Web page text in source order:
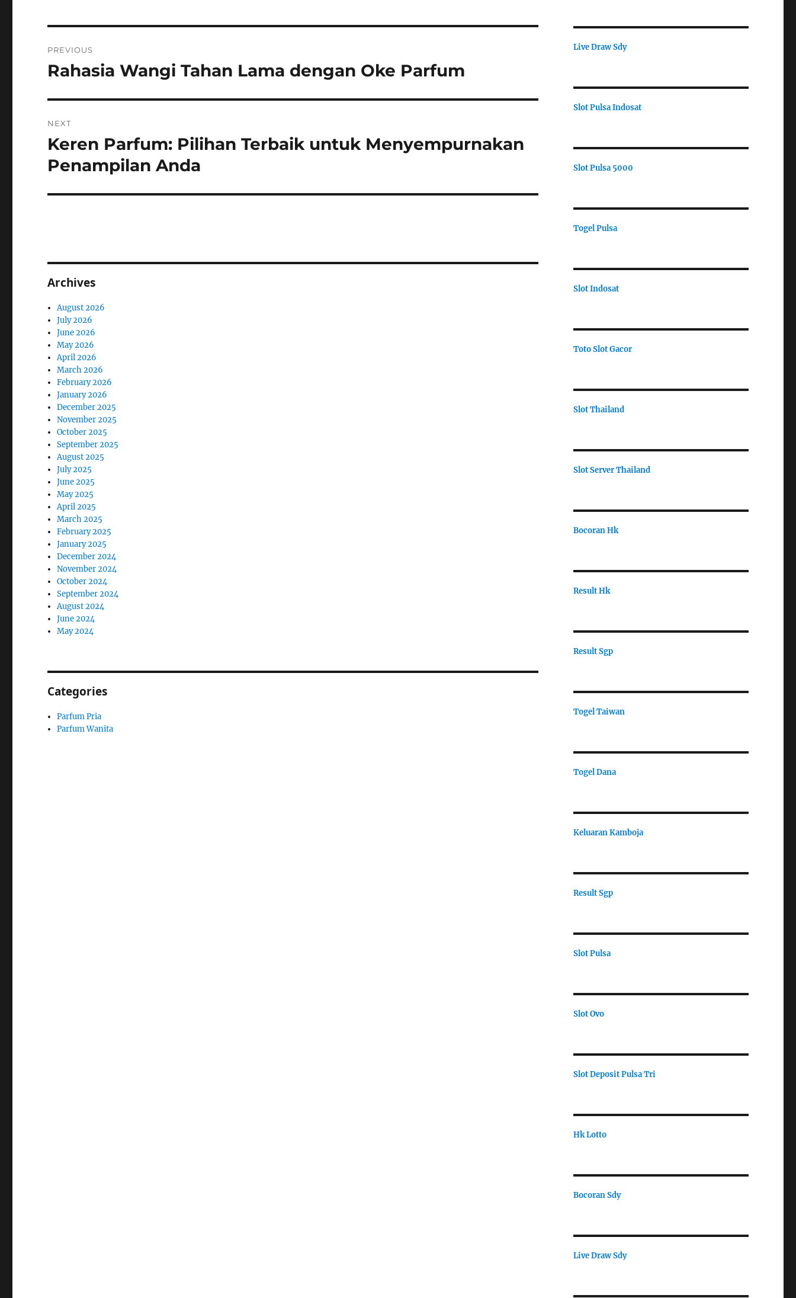
navigation
PREVIOUS
Previous
Rahasia Wangi Tahan Lama dengan Oke Parfum
NEXT
Next
post:
Keren Parfum: Pilihan Terbaik untuk Menyempurnakan
Penampilan Anda
Archives
August 2026
July 2026
June 2026
May 2026
April 2026
March 2026
February 2026
January 2026
December 2025
November 2025
October 2025
September 2025
August 2025
July 2025
June 2025
May 2025
April 2025
March 2025
February 2025
January 2025
December 2024
November 2024
October 2024
September 2024
August 2024
June 2024
May 2024
Categories
Parfum Pria
Parfum Wanita
Live Draw Sdy
Slot Pulsa Indosat
Slot Pulsa 5000
Togel Pulsa
Slot Indosat
Toto Slot Gacor
Slot Thailand
Slot Server Thailand
Bocoran Hk
Result Hk
Result Sgp
Togel Taiwan
Togel Dana
Keluaran Kamboja
Result Sgp
Slot Pulsa
Slot Ovo
Slot Deposit Pulsa Tri
Hk Lotto
Bocoran Sdy
Live Draw Sdy